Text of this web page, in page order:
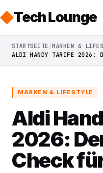
Tech Lounge
STARTSEITE MARKEN &
ALDI HANDY TARIFE 2026:
MARKEN & LIFESTYLE
Aldi
2026:
Check